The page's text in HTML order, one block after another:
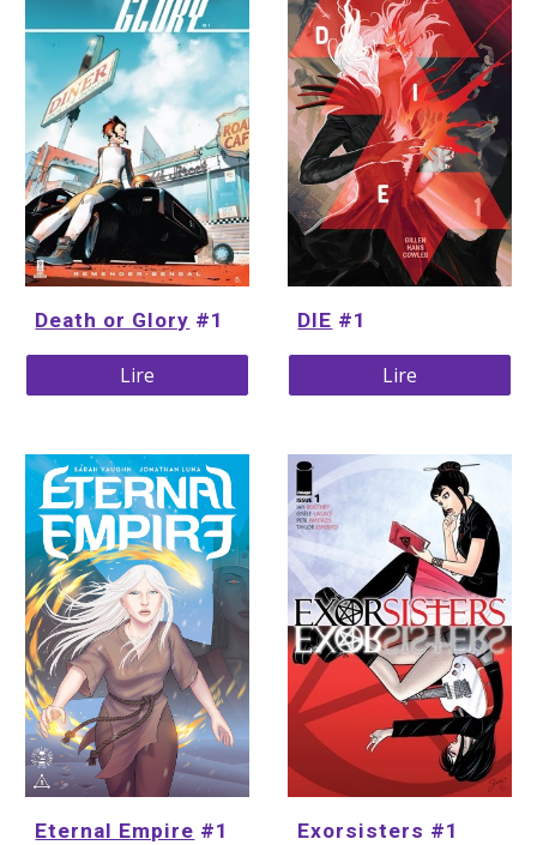
Death or Glory #1
Lire
DIE #1
Lire
Eternal Empire #1 Exorsisters #1